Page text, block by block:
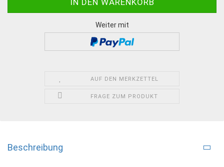
Weiter mit
AUF DEN MERKZETTEL
FRAGE ZUM PRODUKT
Beschreibung